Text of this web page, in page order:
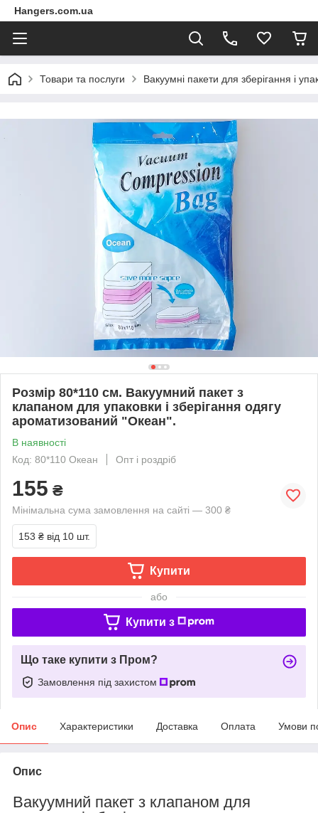
Hangers.com.ua
Товари та послуги Вакуумні пакети для зберігання і
Розмір 80*110 см. Вакуумний пакет з
клапаном для упаковки і зберігання одягу
ароматизований "Океан".
В наявності
Код: 80*110 Океан
Опт і роздріб
155 ₴
Мінімальна сума замовлення на сайті — 300 ₴
153 ₴ від 10 шт.
Купити
або
Купити з
Що таке купити з Пром?
Замовлення під захистом
Опис Характеристики Доставка Оплата Умови
Опис
Вакуумний пакет з клапаном для